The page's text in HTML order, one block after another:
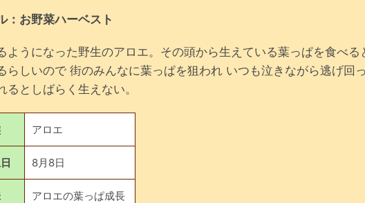
：お野菜ハーベスト
ようになった野生のアロエ。その頭から生えている葉っぱを食べる
らしいので 街のみんなに葉っぱを狙われ いつも泣きながら逃げ回
るとしばらく生えない。
アロエ
8月8日
アロエの葉っぱ成長